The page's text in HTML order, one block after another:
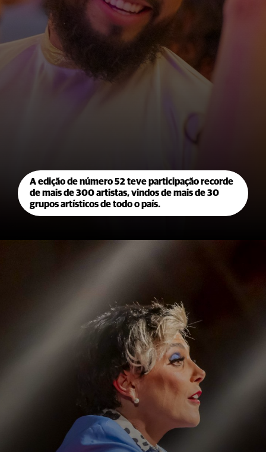
A edição de número 52 teve participação recorde
de mais de 300 artistas, vindos de mais de 30
grupos artísticos de todo o país.